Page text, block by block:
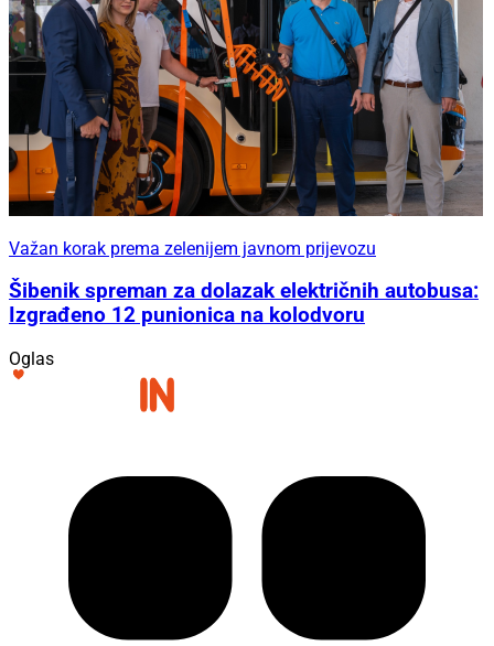
Važan korak prema zelenijem javnom prijevozu
Šibenik spreman za dolazak električnih autobusa:
Izgrađeno 12 punionica na kolodvoru
Oglas